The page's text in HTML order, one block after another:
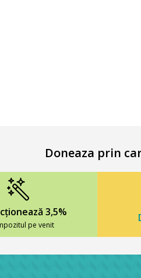
Doneaza prin
3,5%
pe venit